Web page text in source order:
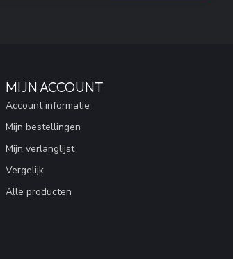
MIJN ACCOUNT
Account informatie
Mijn bestellingen
Mijn verlanglijst
Vergelijk
Alle producten